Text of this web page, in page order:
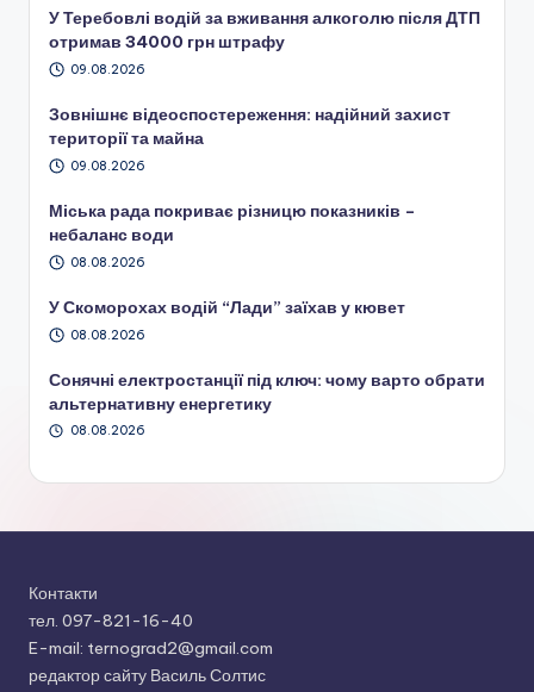
У Теребовлі водій за вживання алкоголю після ДТП
отримав 34000 грн штрафу
09.08.2026
Зовнішнє відеоспостереження: надійний захист
території та майна
09.08.2026
Міська рада покриває різницю показників –
небаланс води
08.08.2026
У Скоморохах водій “Лади” заїхав у кювет
08.08.2026
Сонячні електростанції під ключ: чому варто обрати
альтернативну енергетику
08.08.2026
Контакти
тел. 097-821-16-40
E-mail: ternograd2@gmail.com
редактор сайту Василь Солтис